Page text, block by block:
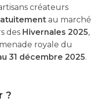
créateurs
au marché
des Hivernales 2025,
royale du
31 décembre 2025.
?